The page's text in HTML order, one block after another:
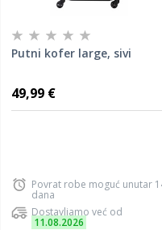
Putni kofer large, sivi
49,99 €
Povrat robe moguć unutar
dana
Dostavljamo već od
11.08.2026